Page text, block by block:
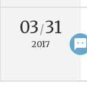
sms
03/31
2017 keyboard_arrow_right